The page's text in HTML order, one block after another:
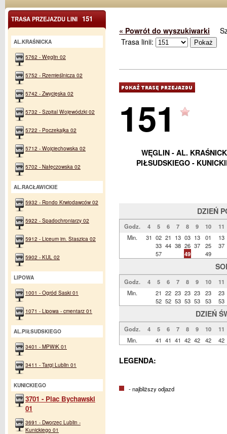
« Powrót do wyszukiwarki
Trasa linii:
151
WĘGLIN - AL.
PIŁSUDSKIEGO -
DZIEŃ
Godz. 4 5 6 7 8 9 10
11
Min.
31 02
33
57
21
44
13
38
03
26
49
13
37
01
25
49
13
37
Godz. 4 5 6 7 8 9 10
11
Min.
21
52
22
52
23
53
23
53
23
53
23
53
23
53
DZIEŃ
Godz. 4 5 6 7 8 9 10
11
Min.
41 41 41 42 42 42 42
LEGENDA:
- najbliższy odjazd
TRASA PRZEJAZDU LINI 151
AL.KRAŚNICKA
5762 - Węglin 02
5752 - Rzemieślnicza 02
5742 - Zwycięska 02
5732 - Szpital Wojewódzki 02
5722 - Poczekajka 02
5712 - Wojciechowska 02
5702 - Nałęczowska 02
AL.RACŁAWICKIE
5932 - Rondo Krwiodawców 02
5922 - Spadochroniarzy 02
5912 - Liceum im. Staszica 02
5902 - KUL 02
LIPOWA
1001 - Ogród Saski 01
1071 - Lipowa - cmentarz 01
AL.PIŁSUDSKIEGO
3401 - MPWiK 01
3411 - Targi Lublin 01
KUNICKIEGO
3701 - Plac Bychawski
01
3691 - Dworzec Lublin -
Kunickiego 01